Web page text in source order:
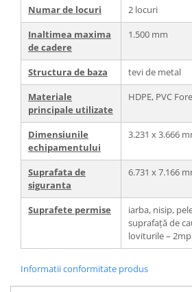
Numar de locuri
2 locuri
Inaltimea maxima
de cadere
1.500 mm
Structura de baza
tevi de metal
Materiale
principale utilizate
HDPE, PVC
Dimensiunile
echipamentului
3.231 x 3.666
Suprafata de
siguranta
6.731 x 7.166
Suprafete permise
iarba, nisip,
suprafață de
loviturile – 2mp
Informatii conformitate produs